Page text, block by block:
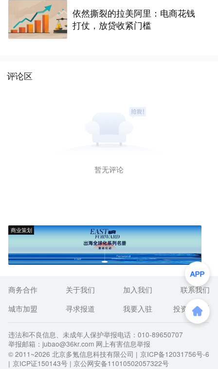
依然撕裂的拉美阿里：电商花钱
打仗，放贷收紧门槛
评论区
暂无评论
商业策划
商务合作 关于我们 加入我们
联系我们
城市加盟
寻求报道 我要入驻 投资者关系
违法和不良信息、未成年人保护举报电话：010-89650707
举报邮箱：jubao@36kr.com 网上有害信息举报
© 2011~2026 北京多氪信息科技有限公司 | 京ICP备12031756号-6
| 京ICP证150143号 | 京公网安备11010502057322号